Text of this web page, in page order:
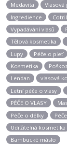
Medavita
Vlasová
Ingredience
Cotril
Vypadávání vlasů
Tělová kosmetika
Lupy
Péče o pleť
Kosmetika
Lendan
vlasová
Letní péče o vlasy
PÉČE O VLASY
Péče o délky
Udržitelná kosmetika
Bambucké máslo